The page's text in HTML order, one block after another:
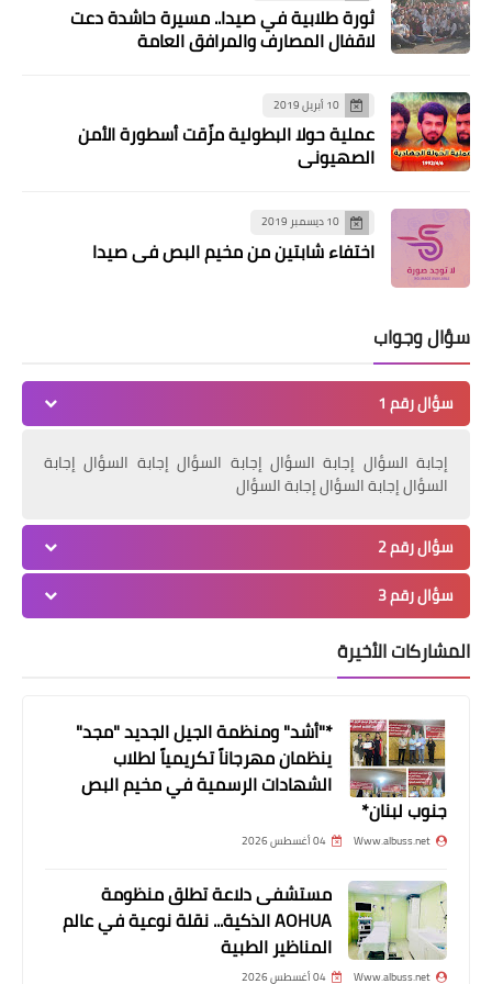
أخبار فلسطين
الاحمد يلتقي قائد الجيش اللبناني
أخبار فلسطين
🚨الاحمد يلتقي امين عام التنظيم
الشعبي الناصري النائب اسامة سعد
أخبار البص
عن إدارة ثانويّـة دير ياسين / الأونروا -
البصّ
ثورة طلابية في صيدا.. مسيرة حاشدة دعت
لاقفال المصارف والمرافق العامة
10 أبريل 2019
عملية حولا البطولية مزّقت أسطورة الأمن
الصهيوني
10 ديسمبر 2019
اختفاء شابتين من مخيم البص في صيدا
سؤال وجواب
سؤال رقم 1
إجابة السؤال إجابة السؤال إجابة السؤال إجابة السؤال إجابة
السؤال إجابة السؤال إجابة السؤال
سؤال رقم 2
سؤال رقم 3
المشاركات الأخيرة
*"أشد" ومنظمة الجيل الجديد "مجد"
ينظمان مهرجاناً تكريمياً لطلاب
الشهادات الرسمية في مخيم البص
جنوب لبنان*
Www.albuss.net 04 أغسطس 2026
مستشفى دلاعة تطلق منظومة
AOHUA الذكية... نقلة نوعية في عالم
المناظير الطبية
Www.albuss.net 04 أغسطس 2026